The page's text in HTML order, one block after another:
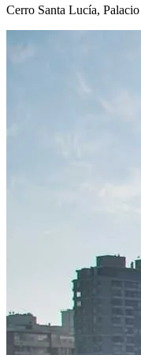
Cerro Santa Lucía,